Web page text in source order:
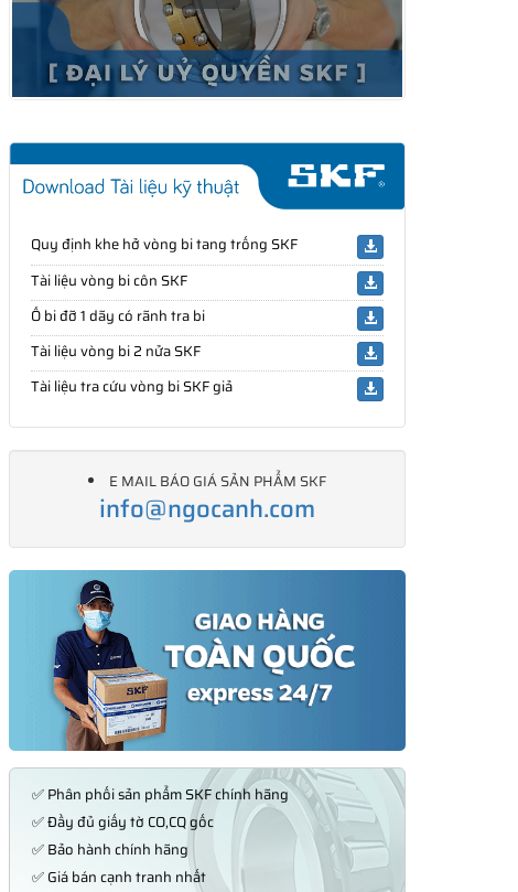
Quy định khe hở vòng bi tang trống SKF
Tài liệu vòng bi côn SKF
Ổ bi đỡ 1 dãy có rãnh tra bi
Tài liệu vòng bi 2 nửa SKF
Tài liệu tra cứu vòng bi SKF giả
E MAIL BÁO GIÁ SẢN PHẨM SKF
info@ngocanh.com
✅ Phân phối sản phẩm SKF chính hãng
✅ Đầy đủ giấy tờ CO,CQ gốc
✅ Bảo hành chính hãng
✅ Giá bán cạnh tranh nhất